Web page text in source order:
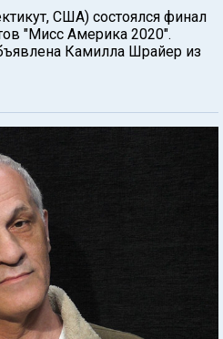
США) состоялся финал
"Мисс Америка 2020".
Камилла Шрайер из